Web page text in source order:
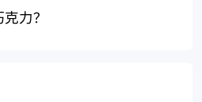
力？